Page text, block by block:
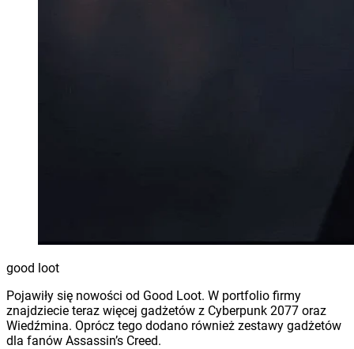
good loot
Pojawiły się nowości od Good Loot. W portfolio firmy
znajdziecie teraz więcej gadżetów z Cyberpunk 2077 oraz
Wiedźmina. Oprócz tego dodano również zestawy gadżetów
dla fanów Assassin’s Creed.